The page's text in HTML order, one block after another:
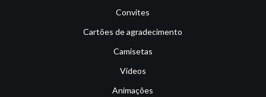
Convites
Cartões de agradecimento
Camisetas
Vídeos
Animações